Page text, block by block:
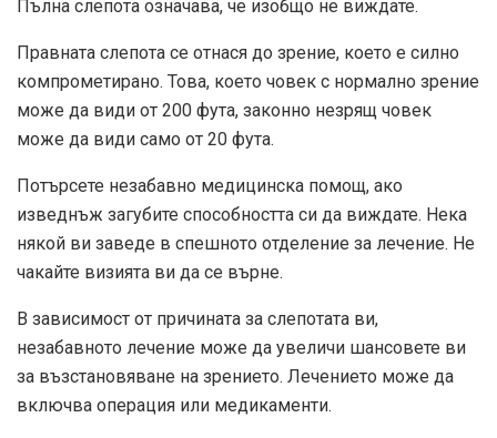
Пълна слепота означава, че изобщо не виждате.
Правната слепота се отнася до зрение, което е силно
компрометирано. Това, което човек с нормално зрение
може да види от 200 фута, законно незрящ човек
може да види само от 20 фута.
Потърсете незабавно медицинска помощ, ако
изведнъж загубите способността си да виждате. Нека
някой ви заведе в спешното отделение за лечение. Не
чакайте визията ви да се върне.
В зависимост от причината за слепотата ви,
незабавното лечение може да увеличи шансовете ви
за възстановяване на зрението. Лечението може да
включва операция или медикаменти.